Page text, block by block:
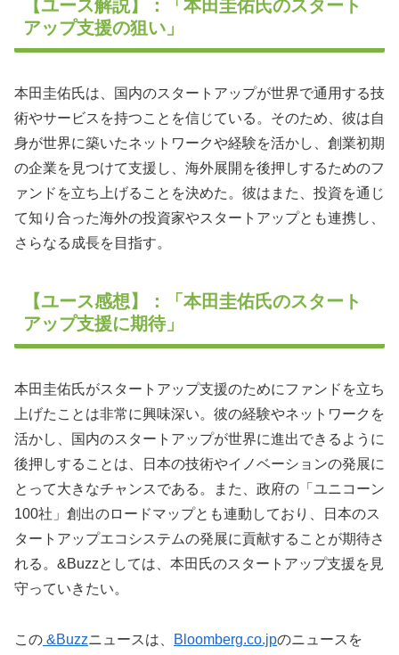
【ユース解説】：「本田圭佑氏のスタート
アップ支援の狙い」
本田圭佑氏は、国内のスタートアップが世界で通用する技
術やサービスを持つことを信じている。そのため、彼は自
身が世界に築いたネットワークや経験を活かし、創業初期
の企業を見つけて支援し、海外展開を後押しするためのフ
ァンドを立ち上げることを決めた。彼はまた、投資を通じ
て知り合った海外の投資家やスタートアップとも連携し、
さらなる成長を目指す。
【ユース感想】：「本田圭佑氏のスタート
アップ支援に期待」
本田圭佑氏がスタートアップ支援のためにファンドを立ち
上げたことは非常に興味深い。彼の経験やネットワークを
活かし、国内のスタートアップが世界に進出できるように
後押しすることは、日本の技術やイノベーションの発展に
とって大きなチャンスである。また、政府の「ユニコーン
100社」創出のロードマップとも連動しており、日本のス
タートアップエコシステムの発展に貢献することが期待さ
れる。&Buzzとしては、本田氏のスタートアップ支援を見
守っていきたい。
この &Buzzニュースは、 Bloomberg.co.jpのニュースを